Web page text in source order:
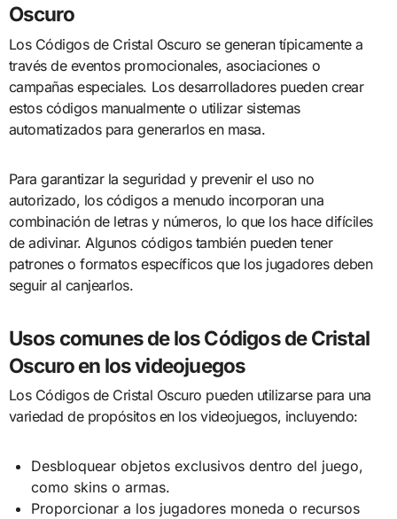
Oscuro
Los Códigos de Cristal Oscuro se generan típicamente a
través de eventos promocionales, asociaciones o
campañas especiales. Los desarrolladores pueden crear
estos códigos manualmente o utilizar sistemas
automatizados para generarlos en masa.
Para garantizar la seguridad y prevenir el uso no
autorizado, los códigos a menudo incorporan una
combinación de letras y números, lo que los hace difíciles
de adivinar. Algunos códigos también pueden tener
patrones o formatos específicos que los jugadores deben
seguir al canjearlos.
Usos comunes de los Códigos de Cristal
Oscuro en los videojuegos
Los Códigos de Cristal Oscuro pueden utilizarse para una
variedad de propósitos en los videojuegos, incluyendo:
Desbloquear objetos exclusivos dentro del juego,
como skins o armas.
Proporcionar a los jugadores moneda o recursos